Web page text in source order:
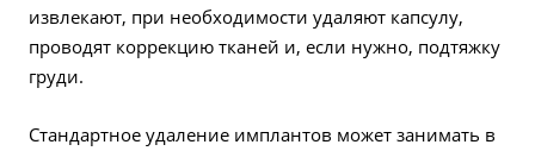
извлекают, при необходимости удаляют капсулу,
проводят коррекцию тканей и, если нужно, подтяжку
груди.
Стандартное удаление имплантов может занимать в